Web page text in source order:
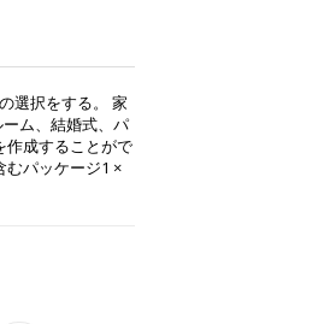
選択をする。 家
ム、結婚式、パ
作成することがで
むパッケージ1 ×